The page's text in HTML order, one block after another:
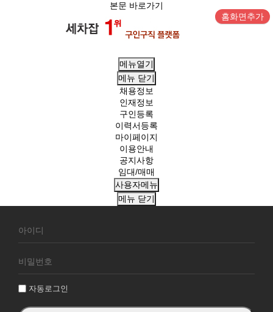
본문 바로가기
홈화면추가
메뉴열기
메뉴 닫기
채용정보
인재정보
구인등록
이력서등록
마이페이지
이용안내
공지사항
임대/매매
사용자메뉴
메뉴 닫기
원
그
자동로그인